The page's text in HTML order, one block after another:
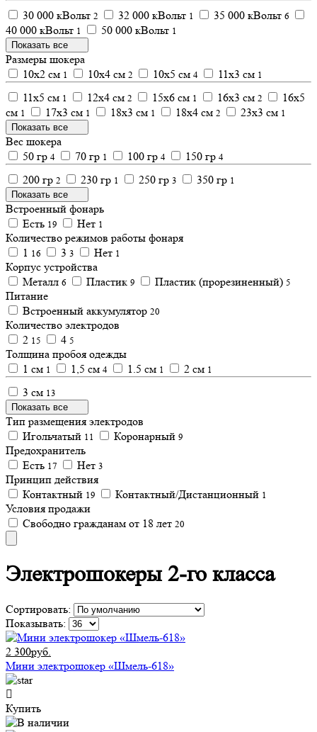
30 000 кВольт 2 32 000 кВольт 1 35 000 кВольт 6
40 000 кВольт 1 50 000 кВольт 1
Показать все
Размеры шокера
10х2 см 1 10х4 см 2 10х5 см 4 11х3 см 1
11х5 см 1 12х4 см 2 15х6 см 1 16х3 см 2
16х5
см 1 17х3 см 1 18х3 см 1 18х4 см 2 23х3 см 1
Показать все
Вес шокера
50 гр 4 70 гр 1 100 гр 4 150 гр 4
200 гр 2 230 гр 1 250 гр 3 350 гр 1
Показать все
Встроенный фонарь
Есть 19 Нет 1
Количество режимов работы фонаря
1 16 3 3 Нет 1
Корпус устройства
Металл 6 Пластик 9 Пластик (прорезиненный) 5
Питание
Встроенный аккумулятор 20
Количество электродов
2 15 4 5
Толщина пробоя одежды
1 см 1 1,5 см 4 1.5 см 1 2 см 1
3 см 13
Показать все
Тип размещения электродов
Игольчатый 11 Коронарный 9
Предохранитель
Есть 17 Нет 3
Принцип действия
Контактный 19 Контактный/Дистанционный 1
Условия продажи
Свободно гражданам от 18 лет 20
Электрошокеры 2-го класса
Сортировать:
Показывать:
2 300руб.
Мини электрошокер «Шмель-618»
Купить